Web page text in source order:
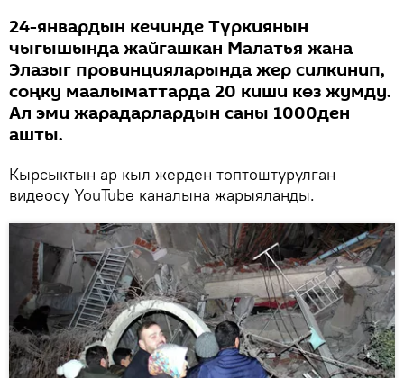
24-январдын кечинде Түркиянын
чыгышында жайгашкан Малатья жана
Элазыг провинцияларында жер силкинип,
соңку маалыматтарда 20 киши көз жумду.
Ал эми жарадарлардын саны 1000ден
ашты.
Кырсыктын ар кыл жерден топтоштурулган
видеосу YouTube каналына жарыяланды.